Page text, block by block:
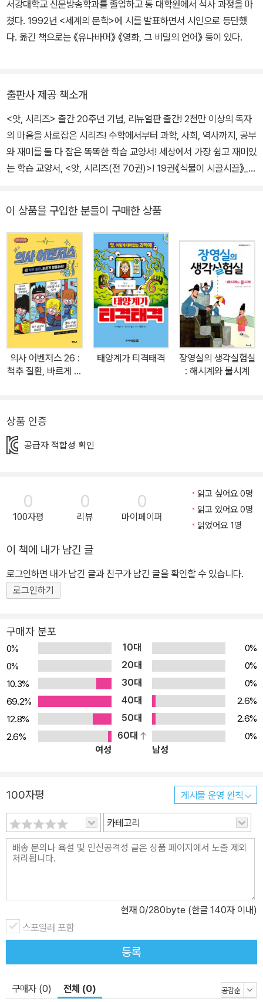
회 수상했다.
서강대학교 신문방송학과를 졸업하고 동 대학원에서 석사 과정을 마
쳤다. 1992년 <세계의 문학>에 시를 발표하면서 시인으로 등단했
다. 옮긴 책으로는 《유나바머》 《영화, 그 비밀의 언어》 등이 있다.
출판사 제공 책소개
<앗, 시리즈> 출간 20주년 기념, 리뉴얼판 출간! 2천만 이상의 독자
의 마음을 사로잡은 시리즈! 수학에서부터 과학, 사회, 역사까지, 공부
와 재미를 둘 다 잡은 똑똑한 학습 교양서! 세상에서 가장 쉽고 재미있
는 학습 교양서, <앗, 시리즈(전 70권)>! 19권《식물이 시끌시끌》_
리가 물렁물렁》《화학이 화끈화끈》의 3권의 책으로 출발한 이 시리즈
는 통통 튀는 제목과 참신한 내용으로 독자들 사이에서 자발적으로
입소문이 나 <앗, 시리즈>라는 시리즈명이 탄생했을 만큼, 서점가와
교육계에 돌풍을 일으켰다. 짜임새 있고 풍부한 내용으로 어린이?청
소년뿐 아니라 성인 독자층까지 사로잡은 <앗, 시리즈>는 어린이 책
으로는 드물게 ‘한국경제신문 도서부문 소비자 대상’에 선정되었고,
이밖에도 주요 일간지, 잡지, 문화관광부, 서울시교육청의 추천도서
및 도서 부문 상을 휩쓸었으며, 서울에서만 60여 개 초중고에서 추천
도서로 읽히며 ‘제2의 교과서’라 극찬받아 왔다. <앗, 시리즈>의 가
장 큰 특징은 ‘균형’에 있다. 학습서이면서도 유머와 농담 그리고 기발
즈>만의 독특한 매력은 ‘교육(Education)’과 ‘오락(Entertainmen
내며, 20년 동안 교양학습 시장의 흐름을 이끌어 왔다. 영상 매체에
합’ <앗, 시리즈>가 해답이다. 새롭게 70권으로 개편된 <앗, 시리즈
> 역시 공부하는 책이면서 즐기는 책으로 어린이 독자들 마음속에 다
한 과학 교양서 겉으로는 나약하게만 보이지만 식물처럼 강인하고 그
어 내고, 우리는 그 산소를 들이마시고 있다. 이 책은 식물의 구조, 작
용, 기능과 분류 등 기본 원리는 물론 위대한 식물학자들의 일화와 희
식물에 대해 더 재미있게 이해할 수 있게 도와준다. 이 책을 읽고 나면
식물의 진짜 모습을 만날 수 있을 것이다.
이 상품을 구입한 분들이 구매한 상품
의사 어벤저스 26 :
척추 질환, 바르게 행
태양계가 티격태격
장영실의 생각실험실
: 해시계와 물시계
상품 인증
공급자 적합성 확인
0
100자평
0
리뷰
0
마이페이퍼
읽고 싶어요 0명
읽고 있어요 0명
읽었어요 1명
이 책에 내가 남긴 글
로그인하면 내가 남긴 글과 친구가 남긴 글을 확인할 수 있습니다.
로그인하기
구매자 분포
0% 10대
0%
0%
20대
0%
10.3%
30대
0%
69.2%
40대
2.6%
12.8%
50대
2.6%
2.6%
60대
0%
여성
남성
100자평 게시물 운영 원칙
카테고리
현재 0/280byte (한글 140자 이내)
스포일러 포함
등록
구매자 (0) 전체 (0)